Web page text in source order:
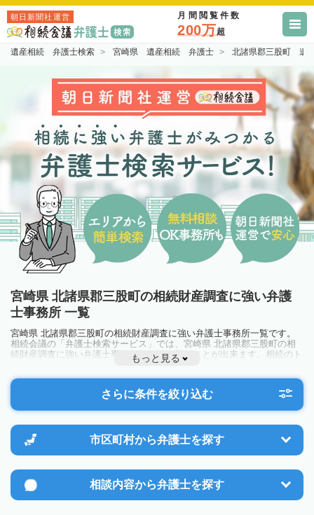
朝日新聞社運営 月間閲覧件数
200万超
遺産相続 弁護士検索 宮崎県 遺産相続 弁護士 北諸県郡三股町 遺
宮崎県 北諸県郡三股町の相続財産調査に強い弁護
士事務所 一覧
宮崎県 北諸県郡三股町の相続財産調査に強い弁護士事務所一覧です。
相続会議の「弁護士検索サービス」では、宮崎県 北諸県郡三股町の相
続財産調査に強い弁護士事務所を一覧で見ることが出来ます。相続のト
ラブルやお悩みを抱えている方は一度近隣の弁護士に相談してみましょ
う。
もっと見る
さらに条件を絞り込む
市区町村から弁護士を探す
相談内容から弁護士を探す